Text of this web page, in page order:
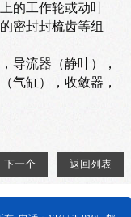
的工作轮或动叶
密封封梳齿等组
导流器（静叶），
气缸），收敛器，
下一个 返回列表